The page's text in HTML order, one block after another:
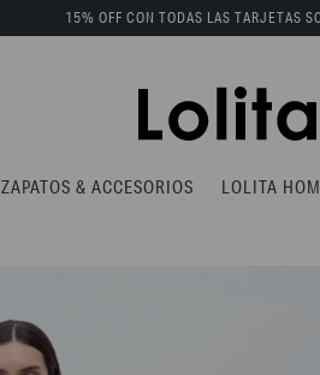
ZAPATOS & ACCESORIOS LOLITA
15% OFF CON TODAS LAS TARJETAS